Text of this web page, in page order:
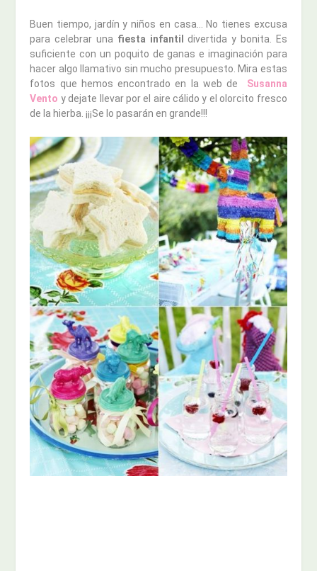
Buen tiempo, jardín y niños en casa… No tienes excusa
para celebrar una fiesta infantil
divertida y bonita. Es
suficiente con un poquito de ganas e imaginación para
hacer algo llamativo sin mucho presupuesto. Mira estas
fotos que hemos encontrado en la web de Susanna
Vento y dejate llevar por el aire cálido y el olorcito fresco
de la hierba. ¡¡¡Se lo pasarán en grande!!!